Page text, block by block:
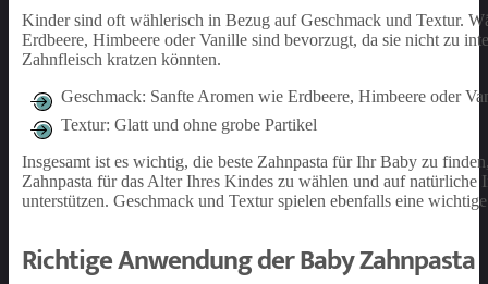
Kinder sind oft wählerisch in Bezug auf Geschmack und Textur.
Erdbeere, Himbeere oder Vanille sind bevorzugt, da sie nicht zu
Zahnfleisch kratzen könnten.
Geschmack: Sanfte Aromen wie Erdbeere, Himbeere oder
Textur: Glatt und ohne grobe Partikel
Insgesamt ist es wichtig, die beste Zahnpasta für Ihr Baby zu
Zahnpasta für das Alter Ihres Kindes zu wählen und auf
unterstützen. Geschmack und Textur spielen ebenfalls eine
Richtige Anwendung der Baby Zahnpasta